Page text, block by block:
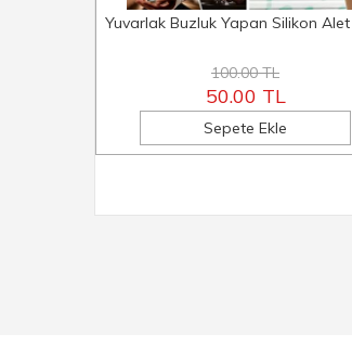
Yuvarlak Buzluk Yapan Silikon Alet
100.00 TL
50.00 TL
Sepete Ekle